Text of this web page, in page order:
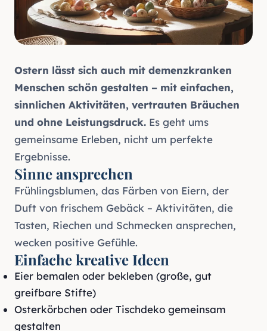
Ostern lässt sich auch mit demenzkranken
Menschen schön gestalten – mit einfachen,
sinnlichen Aktivitäten, vertrauten Bräuchen
und ohne Leistungsdruck. Es geht ums
gemeinsame Erleben, nicht um perfekte
Ergebnisse.
Sinne ansprechen
Frühlingsblumen, das Färben von Eiern, der
Duft von frischem Gebäck – Aktivitäten, die
Tasten, Riechen und Schmecken ansprechen,
wecken positive Gefühle.
Einfache kreative Ideen
Eier bemalen oder bekleben (große, gut
greifbare Stifte)
Osterkörbchen oder Tischdeko gemeinsam
gestalten